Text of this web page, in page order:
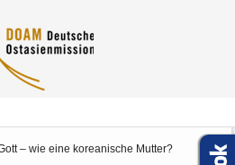
– wie eine koreanische Mutter?